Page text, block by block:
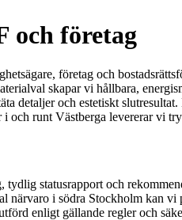
och företag
företag och
skapar vi hållbara,
detaljer och estetiskt
och runt Västberga levererar vi
statusrapport och
i södra Stockholm kan vi
enligt gällande regler och